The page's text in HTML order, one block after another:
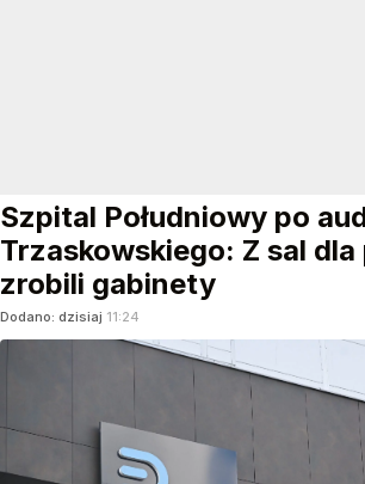
Szpital Południowy po
Trzaskowskiego: Z sal
zrobili gabinety
Dodano: dzisiaj 11:24